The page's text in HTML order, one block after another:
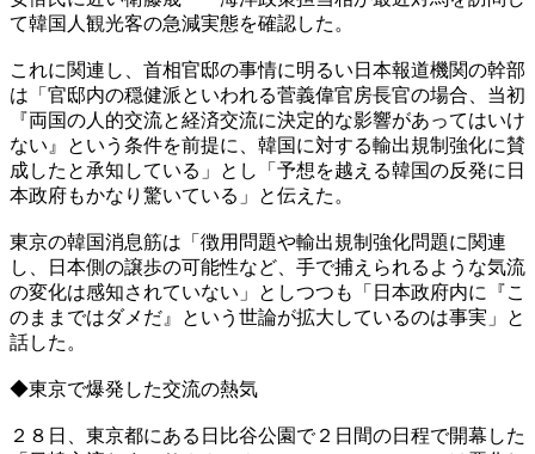
て韓国人観光客の急減実態を確認した。
これに関連し、首相官邸の事情に明るい日本報道機関の幹部
は「官邸内の穏健派といわれる菅義偉官房長官の場合、当初
『両国の人的交流と経済交流に決定的な影響があってはいけ
ない』という条件を前提に、韓国に対する輸出規制強化に賛
成したと承知している」とし「予想を越える韓国の反発に日
本政府もかなり驚いている」と伝えた。
東京の韓国消息筋は「徴用問題や輸出規制強化問題に関連
し、日本側の譲歩の可能性など、手で捕えられるような気流
の変化は感知されていない」としつつも「日本政府内に『こ
のままではダメだ』という世論が拡大しているのは事実」と
話した。
◆東京で爆発した交流の熱気
２８日、東京都にある日比谷公園で２日間の日程で開幕した